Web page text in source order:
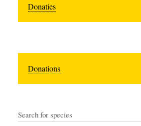
Donaties
Donations
Search for species